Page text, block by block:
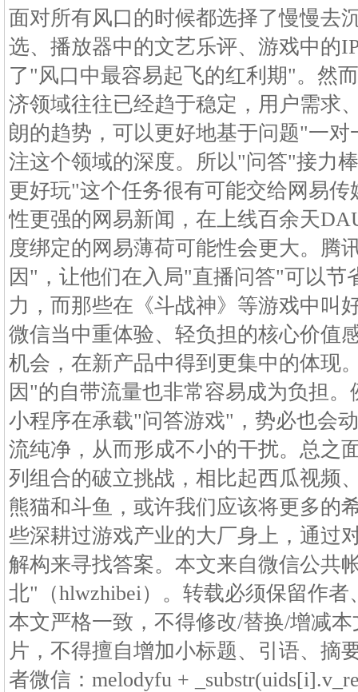
面对所有风口的时候都选择了慢慢去
选、播放器中的文艺乐评、游戏中的
了"风口中最容易起飞的红利期"。然
济领域往往已经趋于稳定，用户需求
朗的趋势，可以更好地基于问题"一
注这个领域的深度。所以"问答"接力
更好玩"这个任务很有可能交给网易
性更强的网易新闻，在上线百余天
度绑定的网易薄荷可能性会更大。腾
因"，让他们在入局"直播问答"可以节
力，而那些在《斗战神》等游戏中叫
微信当中重体验、轻负担的核心价值
机会，在新产品中得到更集中的体现
因"的自带流量也非常容易成为负担
小程序在承载"问答游戏"，势必也会
流纯净，从而形成不小的干扰。总之
列组合的破立挑战，相比起西瓜视频
熊猫和斗鱼，或许我们应该将更多的
些深耕过游戏产业的大厂身上，通过
解构来寻找答案。本文来自微信公共
北"（hlwzhibei）。转载必须保留作
本文严格一致，不得修改/替换/增减
片，不得擅自增加小标题、引语、摘
者微信：melodyfu +